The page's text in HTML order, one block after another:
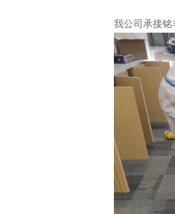
我公司承接铭